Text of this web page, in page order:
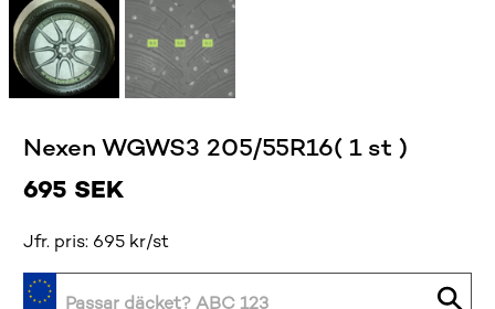
Nexen WGWS3 205/55R16( 1 st )
695 SEK
Jfr. pris: 695 kr/st